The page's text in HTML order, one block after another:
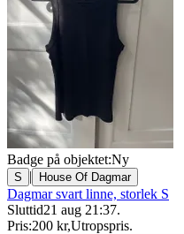
Badge på objektet:Ny
S | House Of Dagmar
Dagmar svart linne, storlek S
Sluttid21 aug 21:37.
Pris:200 kr,Utropspris.